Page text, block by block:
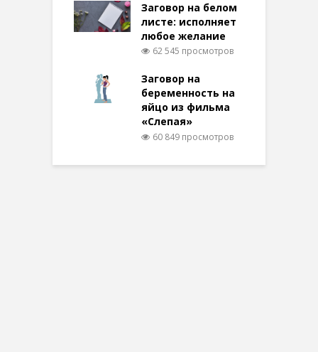
Заговор на белом
листе: исполняет
любое желание
62 545 просмотров
Заговор на
беременность на
яйцо из фильма
«Слепая»
60 849 просмотров